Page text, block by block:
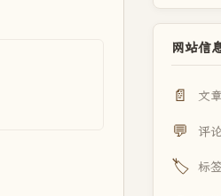
网站信
📄 文
💬 评
🏷️ 标